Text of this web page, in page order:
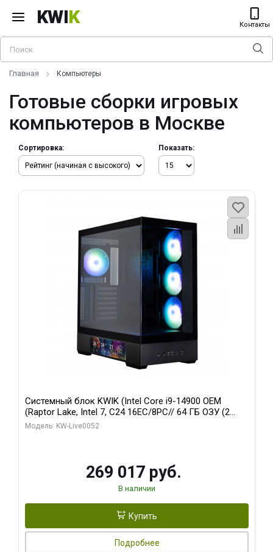
KWIK Контакты
Главная Компьютеры
Готовые сборки игровых
компьютеров в Москве
Сортировка: Показать:
Системный блок KWIK (Intel Core i9-14900 OEM
(Raptor Lake, Intel 7, C24 16EC/8PC// 64 ГБ ОЗУ (2
модуля)/ Palit RTX5080 GAMINGPRO OC 16GB GDDR7
Модель: KW-Live0052
269 017 руб.
В наличии
Купить
Подробнее